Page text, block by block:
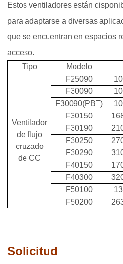
Estos ventiladores están
para adaptarse a diversas
que se encuentran en espacios
acceso.
Tipo
Modelo
Ventilador
de flujo
cruzado
de CC
F25090
F30090
F30090(PBT)
F30150
F30190
F30250
F30290
F40150
F40300
F50100
F50200
Solicitud